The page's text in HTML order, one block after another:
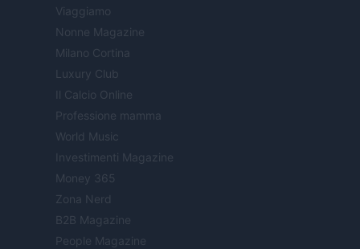
Viaggiamo
Nonne Magazine
Milano Cortina
Luxury Club
Il Calcio Online
Professione mamma
World Music
Investimenti Magazine
Money 365
Zona Nerd
B2B Magazine
People Magazine